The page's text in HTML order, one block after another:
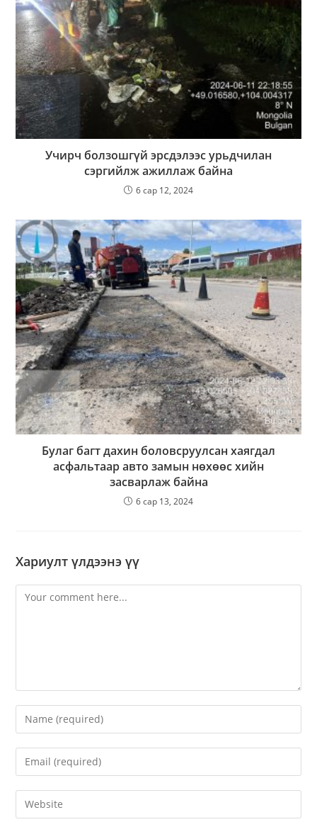
Учирч болзошгүй эрсдэлээс урьдчилан
сэргийлж ажиллаж байна
6 сар 12, 2024
Булаг багт дахин боловсруулсан хаягдал
асфальтаар авто замын нөхөөс хийн
засварлаж байна
6 сар 13, 2024
Хариулт үлдээнэ үү